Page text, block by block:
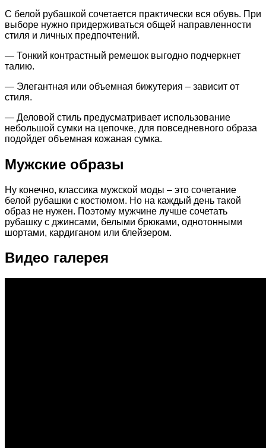
С белой рубашкой сочетается практически вся обувь. При
выборе нужно придерживаться общей направленности
стиля и личных предпочтений.
— Тонкий контрастный ремешок выгодно подчеркнет
талию.
— Элегантная или объемная бижутерия – зависит от
стиля.
— Деловой стиль предусматривает использование
небольшой сумки на цепочке, для повседневного образа
подойдет объемная кожаная сумка.
Мужские образы
Ну конечно, классика мужской моды – это сочетание
белой рубашки с костюмом. Но на каждый день такой
образ не нужен. Поэтому мужчине лучше сочетать
рубашку с джинсами, белыми брюками, однотонными
шортами, кардиганом или блейзером.
Видео галерея